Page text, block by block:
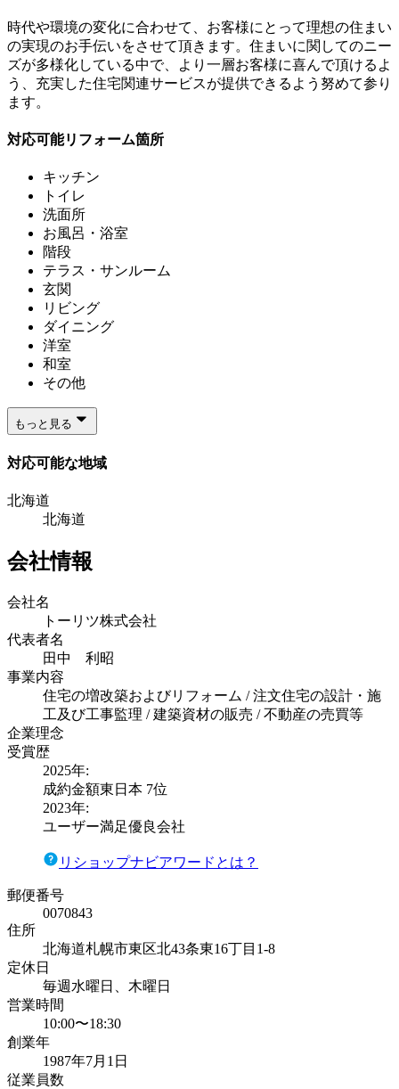
時代や環境の変化に合わせて、お客様にとって理想の住まい
の実現のお手伝いをさせて頂きます。住まいに関してのニー
ズが多様化している中で、より一層お客様に喜んで頂けるよ
う、充実した住宅関連サービスが提供できるよう努めて参り
ます。
対応可能リフォーム箇所
キッチン
トイレ
洗面所
お風呂・浴室
階段
テラス・サンルーム
玄関
リビング
ダイニング
洋室
和室
その他
もっと見る
対応可能な地域
北海道
北海道
会社情報
会社名
トーリツ株式会社
代表者名
田中 利昭
事業内容
住宅の増改築およびリフォーム / 注文住宅の設計・施
工及び工事監理 / 建築資材の販売 / 不動産の売買等
企業理念
受賞歴
2025年:
成約金額東日本 7位
2023年:
ユーザー満足優良会社
リショップナビアワードとは？
郵便番号
0070843
住所
北海道札幌市東区北43条東16丁目1-8
定休日
毎週水曜日、木曜日
営業時間
10:00〜18:30
創業年
1987年7月1日
従業員数